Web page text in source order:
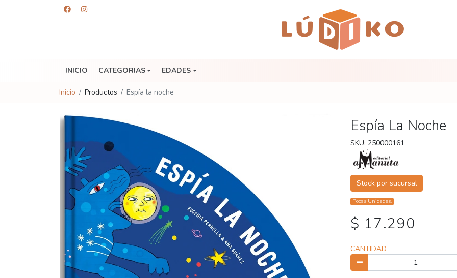
INICIO CATEGORIAS EDADES
Inicio Productos Espía la noche
Espía La Noche
SKU: 250000161
Stock por sucursal
Pocas Unidades.
$ 17.290
CANTIDAD